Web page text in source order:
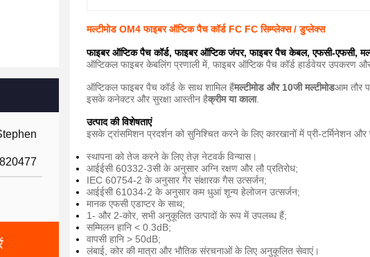
मल्टीमोड OM4 फाइबर ऑप्टिक पैच कॉर्ड FC FC सिम्प्लेक्स / डुप्लेक्स
फाइबर ऑप्टिक पैच कॉर्ड, फाइबर ऑप्टिक जंपर, फाइबर पैच केबल, एफसी-एफसी,
ऑप्टिकल फाइबर केबलिंग प्रणाली में, फाइबर ऑप्टिक पैच कॉर्ड हार्डवेयर
ऑप्टिकल फाइबर पैच कॉर्ड के साथ शामिल हैंमल्टीमोड और 10जी मल्टीमोडआम तौर
इसके कनेक्टर और सुरक्षा आस्तीन हैक्रीम या काला.
उत्पाद की विशेषताएं
इसके ट्रांसमिशन प्रदर्शन को सुनिश्चित करने के लिए कारखानों में प्री-टर्मिनेशन और
स्थापना को तेज करने के लिए तेज़ नेटवर्क विन्यास।
आईईसी 60332-3सी के अनुसार अग्नि रक्षण और लौ प्रतिरोध;
IEC 60754-2 के अनुसार गैर संक्षारक गैस उत्सर्जन;
आईईसी 61034-2 के अनुसार कम धुआं शून्य हेलोजन उत्सर्जन;
मानक एफसी एडाप्टर के साथ;
1- और 2-कोर, सभी अनुकूलित उत्पादों के रूप में उपलब्ध हैं;
सम्मिलन हानि < 0.3dB;
वापसी हानि > 50dB;
लंबाई, कोर की मात्रा और भौतिक संरचनाओं के लिए अनुकूलित सेवाएं।